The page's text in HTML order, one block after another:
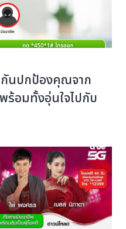
นปกป้องคุณจาก
อมทั้งอุ่นใจไปกับ